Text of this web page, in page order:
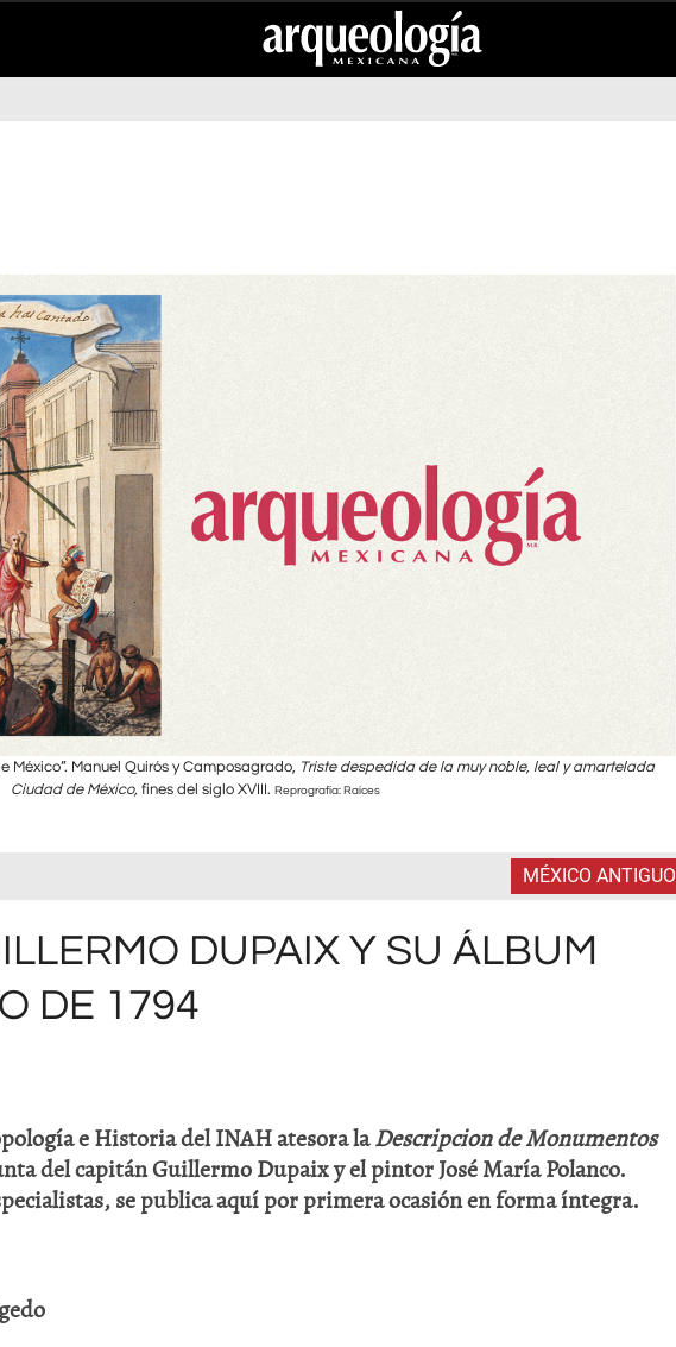
México”. Manuel Quirós y Camposagrado, Triste despedida de la muy noble, leal y amartelada
Ciudad de México,fines del siglo XVIII. Reprografía: Raíces
MÉXICO ANTIGUO
DUPAIX Y SU ÁLBUM
DE 1794
e Historia del INAH atesora laDescripcion de Monumentos
del capitán Guillermo Dupaix y el pintor José María Polanco.
se publica aquí por primera ocasión en forma íntegra.